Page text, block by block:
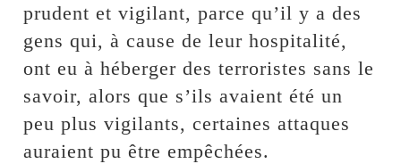
prudent et vigilant, parce qu’il y a des
gens qui, à cause de leur hospitalité,
ont eu à héberger des terroristes sans le
savoir, alors que s’ils avaient été un
peu plus vigilants, certaines attaques
auraient pu être empêchées.